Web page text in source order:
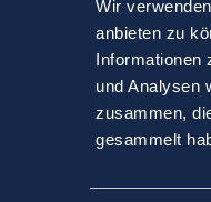
Wir
anbieten zu
Informationen
und Analysen
zusammen,
gesammelt